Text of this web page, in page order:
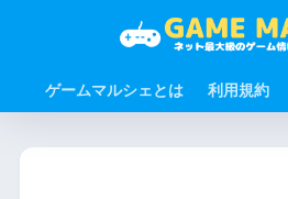
ゲームマルシェとは 利用規約